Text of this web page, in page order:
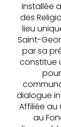
Installée
des
lieu
Saint-
par sa
constitue
dialogue
Affiliée au
au